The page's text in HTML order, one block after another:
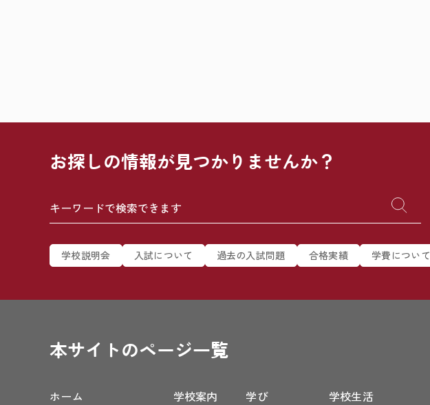
お探しの情報が見つかりませんか？
学校説明会 入試について 過去の入試問題 合格実績 学費について
本サイトのページ一覧
ホーム
学校案内 学び 学校生活